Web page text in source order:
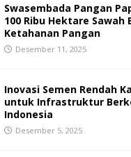
Swasembada Pangan
100 Ribu Hektare Sawah
Ketahanan Pangan
Desember 11, 2025
Inovasi Semen Rendah
untuk Infrastruktur
Indonesia
Desember 5, 2025